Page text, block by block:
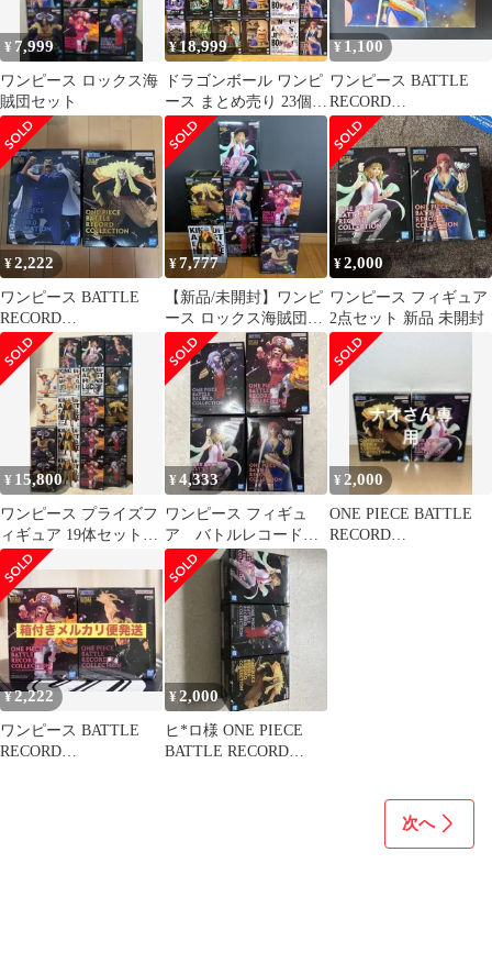
¥ 7,999
ワンピース ロックス海
賊団セット
¥18,999
ドラゴンボール ワンピ
ース まとめ売り 23個セ
ット 新品未開封品
¥ 1,100
ワンピース BATTLE
RECORD
COLLECTION-
GLORIOSA
¥2,222
ワンピース BATTLE
RECORD
COLLECTION 2種セッ
ト
¥7,777
【新品/未開封】ワンピ
ース ロックス海賊団セ
ット
¥2,000
ワンピース フィギュア
2点セット 新品 未開封
¥ 15,800
ワンピース プライズフ
ィギュア 19体セット
ルフィ リンリン カイド
ウ 等
¥4,333
ワンピース フィギュ
ア バトルレコードコ
レクション 4体セット
¥ 2,000
ONE PIECE BATTLE
RECORD
¥2,222
ワンピース BATTLE
RECORD
¥2,000
ヒ*ロ様 ONE PIECE
BATTLE RECORD
次へ